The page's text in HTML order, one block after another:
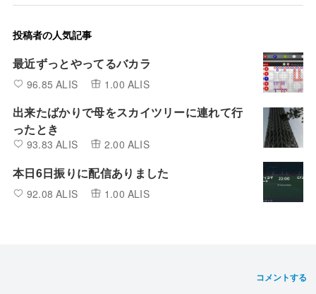
投稿者の人気記事
最近ずっとやってるバカラ
96.85 ALIS 1.00 ALIS
出来たばかりで母をスカイツリーに連れて行
ったとき
93.83 ALIS 2.00 ALIS
本日6日振りに配信ありました
92.08 ALIS 1.00 ALIS
コメントする